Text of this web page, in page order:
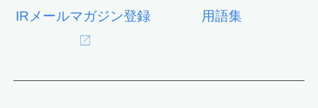
IRメールマガジン登録
用語集